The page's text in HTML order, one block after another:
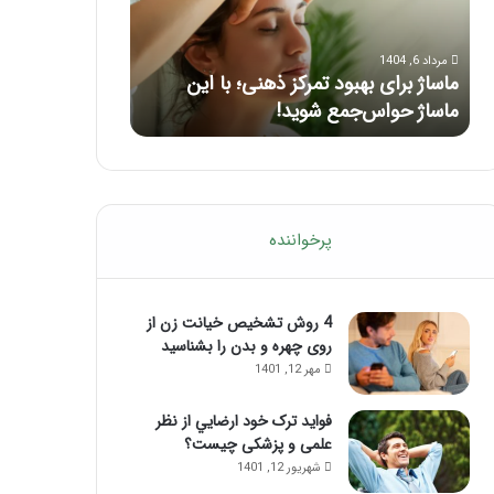
تزریق
ژل
مرداد 5, 1404
راهنمای کامل آموزش ماساژ لب بعد از
تزریق ژل
پرخواننده
4 روش تشخیص خیانت زن از
روی چهره و بدن را بشناسید
مهر 12, 1401
فواید ترک خود ارضايي از نظر
علمی و پزشکی چیست؟
شهریور 12, 1401